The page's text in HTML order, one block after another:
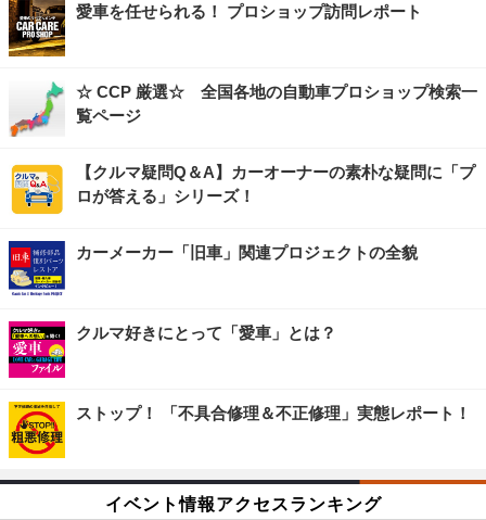
愛車を任せられる！ プロショップ訪問レポート
☆ CCP 厳選☆ 全国各地の自動車プロショップ検索一
覧ページ
【クルマ疑問Q＆A】カーオーナーの素朴な疑問に「プ
ロが答える」シリーズ！
カーメーカー「旧車」関連プロジェクトの全貌
クルマ好きにとって「愛車」とは？
ストップ！ 「不具合修理＆不正修理」実態レポート！
イベント情報アクセスランキング